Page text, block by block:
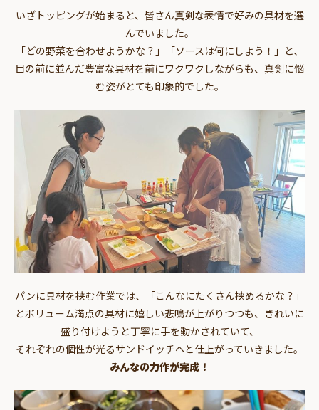
いざトッピングが始まると、皆さん真剣な表情で好みの具材を選
んでいました。
「どの野菜を合わせようかな？」「ソースは何にしよう！」と、
目の前に並んだ豊富な具材を前にワクワクしながらも、真剣に悩
む姿がとても印象的でした。
パンに具材を挟む作業では、「こんなにたくさん挟めるかな？」
とボリューム満点の具材に嬉しい悲鳴が上がりつつも、きれいに
盛り付けようと丁寧に手を動かされていて、
それぞれの個性が光るサンドイッチへと仕上がっていきました。
みんなの力作が完成！